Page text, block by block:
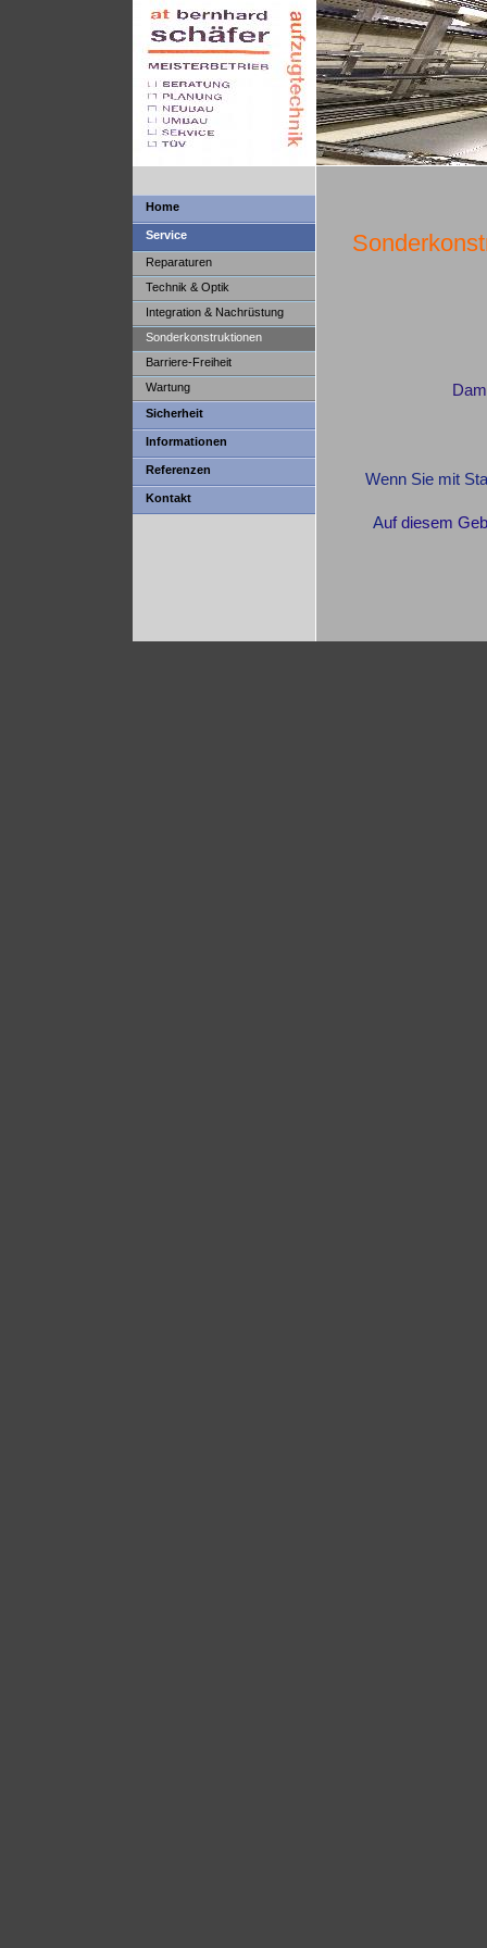
Home
Service
Reparaturen
Technik & Optik
Integration & Nachrüstung
Sonderkonstruktionen
Barriere-Freiheit
Wartung
Sicherheit
Informationen
Referenzen
Kontakt
Wenn Sie mit
Auf diesem